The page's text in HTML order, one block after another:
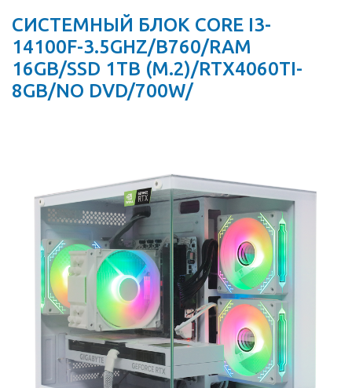
СИСТЕМНЫЙ БЛОК CORE I3-
14100F-3.5GHZ/B760/RAM
16GB/SSD 1TB (M.2)/RTX4060TI-
8GB/NO DVD/700W/